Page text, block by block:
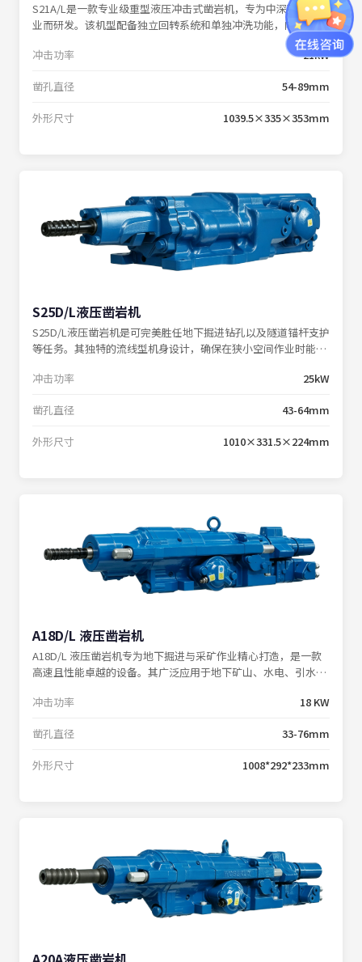
S21A/L是一款专业级重型液压冲击式凿岩机，专为中深孔钻探作
业而研发。该机型配备独立回转系统和单独冲洗功能，内置缓冲
冲击功率
21kW
凿孔直径 54-89mm
外形尺寸 1039.5×335×353mm
S25D/L液压凿岩机
S25D/L液压凿岩机是可完美胜任地下掘进钻孔以及隧道锚杆支护
等任务。其独特的流线型机身设计，确保在狭小空间作业时能够
冲击功率
25kW
凿孔直径 43-64mm
外形尺寸 1010×331.5×224mm
A18D/L 液压凿岩机
A18D/L 液压凿岩机专为地下掘进与采矿作业精心打造，是一款
高速且性能卓越的设备。其广泛应用于地下矿山、水电、引水、
配套，并且提供 T38/T45 钎尾的灵活选配方案。
冲击功率 18 KW
凿孔直径 33-76mm
外形尺寸 1008*292*233mm